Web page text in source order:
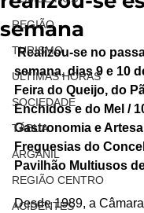
REGIÃO
TURISMO
ÚLTIMAS HORAS
SOCIEDADE
TÁBUA
ARGANIL
REGIÃO CENTRO
ACIDENTES
semana
Realizou-se no passado fim de
semana, dias 9 e 10
Feira do Queijo, do
Enchidos e do Mel /
Gastronomia e
Freguesias do
Pavilhão Multiusos
Desde 1989, a